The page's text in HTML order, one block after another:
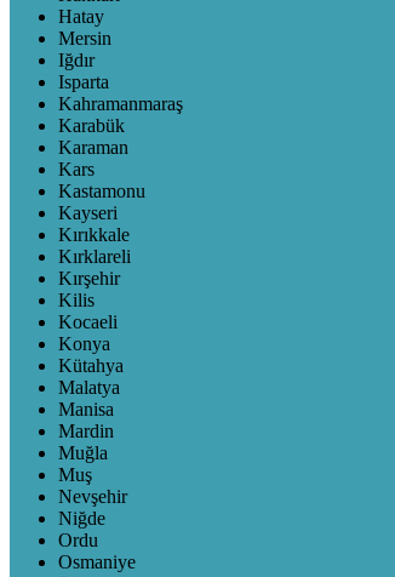
Hatay
Mersin
Iğdır
Isparta
Kahramanmaraş
Karabük
Karaman
Kars
Kastamonu
Kayseri
Kırıkkale
Kırklareli
Kırşehir
Kilis
Kocaeli
Konya
Kütahya
Malatya
Manisa
Mardin
Muğla
Muş
Nevşehir
Niğde
Ordu
Osmaniye